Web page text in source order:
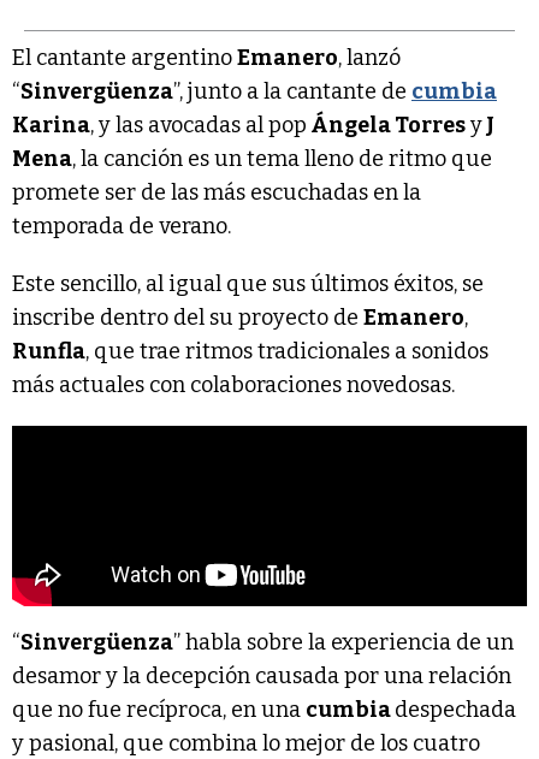
El cantante argentinoEmanero, lanzó
“Sinvergüenza”, junto a la cantante de cumbia
Karina, y las avocadas al pop Ángela TorresyJ
Mena, la canción es un tema lleno de ritmo que
promete ser de las más escuchadas en la
temporada de verano.
Este sencillo, al igual que sus últimos éxitos, se
inscribe dentro del su proyecto de Emanero,
Runfla, que trae ritmos tradicionales a sonidos
más actuales con colaboraciones novedosas.
“Sinvergüenza” habla sobre la experiencia de un
desamor y la decepción causada por una relación
que no fue recíproca, en una cumbiadespechada
y pasional, que combina lo mejor de los cuatro